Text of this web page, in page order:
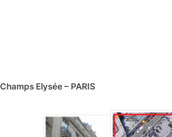
Champs Elysée – PARIS